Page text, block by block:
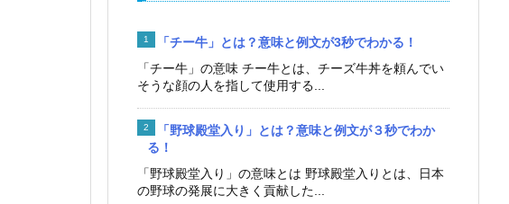
「チー牛」とは？意味と例文が3秒でわかる！
「チー牛」の意味 チー牛とは、チーズ牛丼を頼んでい
そうな顔の人を指して使用する...
「野球殿堂入り」とは？意味と例文が３秒でわか
る！
「野球殿堂入り」の意味とは 野球殿堂入りとは、日本
の野球の発展に大きく貢献した...